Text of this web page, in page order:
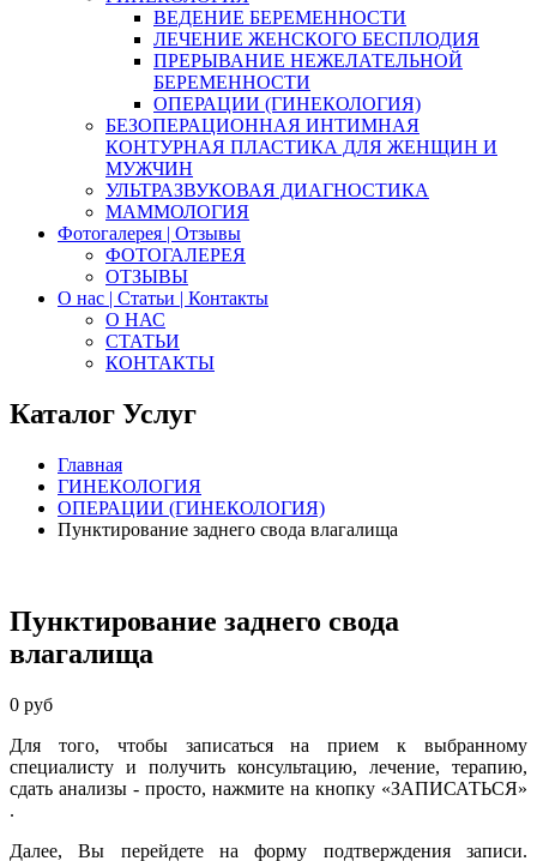
ВЕДЕНИЕ БЕРЕМЕННОСТИ
ЛЕЧЕНИЕ ЖЕНСКОГО БЕСПЛОДИЯ
ПРЕРЫВАНИЕ НЕЖЕЛАТЕЛЬНОЙ
БЕРЕМЕННОСТИ
ОПЕРАЦИИ (ГИНЕКОЛОГИЯ)
БЕЗОПЕРАЦИОННАЯ ИНТИМНАЯ
КОНТУРНАЯ ПЛАСТИКА ДЛЯ ЖЕНЩИН И
МУЖЧИН
УЛЬТРАЗВУКОВАЯ ДИАГНОСТИКА
МАММОЛОГИЯ
Фотогалерея | Отзывы
ФОТОГАЛЕРЕЯ
ОТЗЫВЫ
О нас | Статьи | Контакты
О НАС
СТАТЬИ
КОНТАКТЫ
Каталог Услуг
Главная
ГИНЕКОЛОГИЯ
ОПЕРАЦИИ (ГИНЕКОЛОГИЯ)
Пунктирование заднего свода влагалища
Пунктирование заднего свода
влагалища
0 руб
Для того, чтобы записаться на прием к выбранному
специалисту и получить консультацию, лечение, терапию,
сдать анализы - просто, нажмите на кнопку «ЗАПИСАТЬСЯ»
.
Далее, Вы перейдете на форму подтверждения записи.